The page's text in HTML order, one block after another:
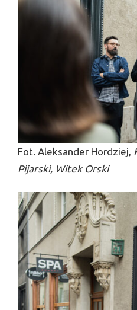
Fot. Aleksander Hordziej,
Pijarski, Witek Orski